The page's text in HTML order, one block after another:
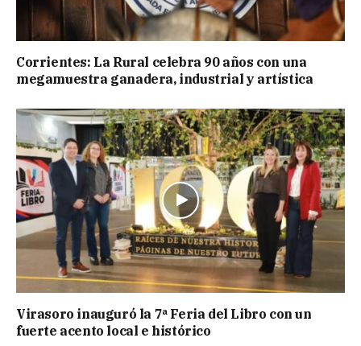
Corrientes: La Rural celebra 90 años con una
megamuestra ganadera, industrial y artística
Virasoro inauguró la 7ª Feria del Libro con un
fuerte acento local e histórico